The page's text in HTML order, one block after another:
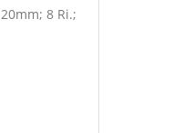
8 Ri.;